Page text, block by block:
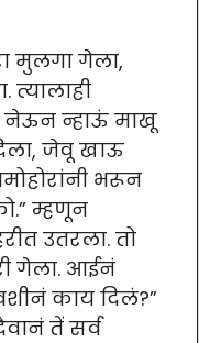
मुलगा गेला,
त्यालाही
नेऊन न्हाऊं माखू
जेवू खाऊ
भरून
म्हणून
उतरला. तो
गेला. आईनं
काय दिलं?”
तें सर्व